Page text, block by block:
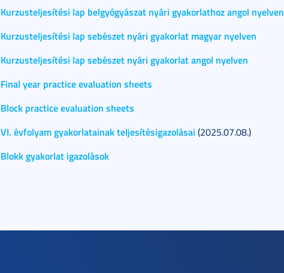
Kurzusteljesítési lap belgyógyászat nyári gyakorlathoz angol nyelven
Kurzusteljesítési lap sebészet nyári gyakorlat magyar nyelven
Kurzusteljesítési lap sebészet nyári gyakorlat angol nyelven
Final year practice evaluation sheets
Block practice evaluation sheets
VI. évfolyam gyakorlatainak teljesítésigazolásai (2025.07.08.)
Blokk gyakorlat igazolások